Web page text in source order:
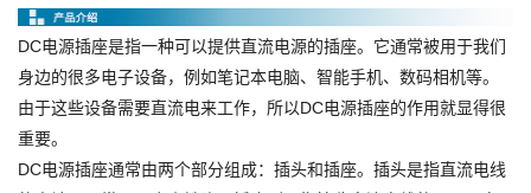
DC电源插座是指一种可以提供直流电源的插座。它通常被用于我们
身边的很多电子设备，例如笔记本电脑、智能手机、数码相机等。
由于这些设备需要直流电来工作，所以DC电源插座的作用就显得很
重要。
DC电源插座通常由两个部分组成：插头和插座。插头是指直流电线